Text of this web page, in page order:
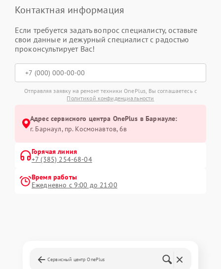
Контактная информация
Если требуется задать вопрос специалисту, оставьте
свои данные и дежурный специалист с радостью
проконсультирует Вас!
Отправляя заявку на ремонт техники OnePlus, Вы соглашаетесь с
Политикой конфиденциальности
Адрес сервисного центра OnePlus в Барнауле:
г. Барнаул, ​пр. Космонавтов, 6в
Горячая линия
+7 (385) 254-68-04
Время работы
Ежедневно с 9:00 до 21:00
Сервисный центр OnePlus